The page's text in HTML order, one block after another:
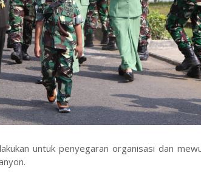
untuk penyegaran organisasi dan